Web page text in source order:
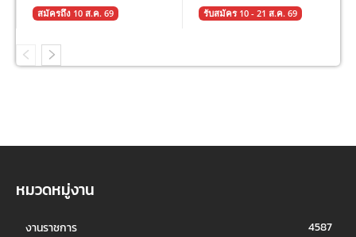
สมัครถึง 10 ส.ค. 69
รับสมัคร 10 - 21 ส.ค. 69
หมวดหมู่งาน
งานราชการ
4587